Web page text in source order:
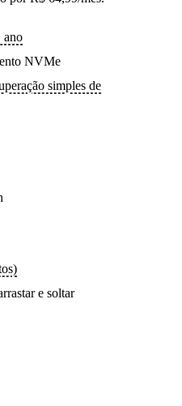
ano
NVMe
simples de
e soltar